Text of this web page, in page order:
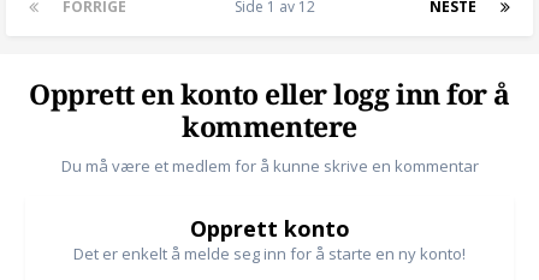
FORRIGE NESTE
Side 1 av 12
Opprett en konto eller logg inn for å
kommentere
Du må være et medlem for å kunne skrive en kommentar
Opprett konto
Det er enkelt å melde seg inn for å starte en ny konto!